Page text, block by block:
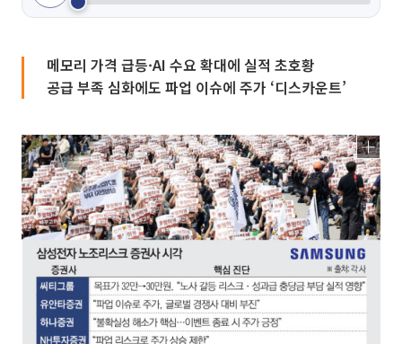
메모리 가격 급등·AI 수요 확대에 실적 초호황
공급 부족 심화에도 파업 이슈에 주가 ‘디스카운트’